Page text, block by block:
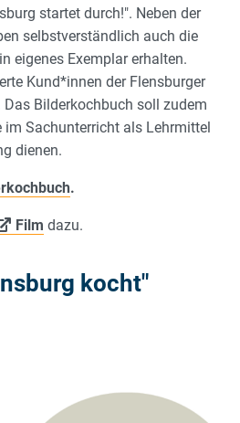
startet durch!". Neben der
selbstverständlich auch die
eigenes Exemplar erhalten.
Kund*innen der Flensburger
Bilderkochbuch soll zudem
Sachunterricht als Lehrmittel
dienen.
.
Film dazu.
kocht"